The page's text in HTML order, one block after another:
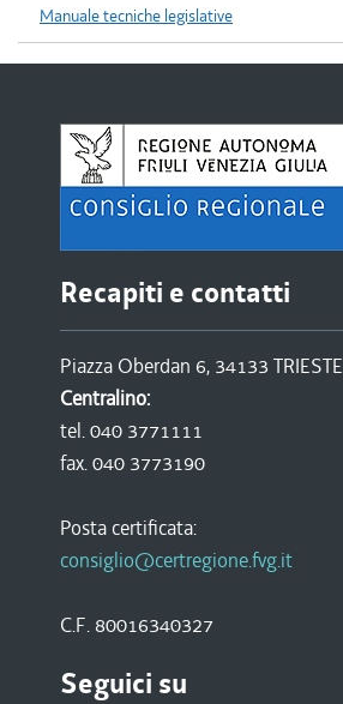
Manuale tecniche legislative
Recapiti e contatti
Piazza Oberdan 6, 34133 TRIESTE
Centralino:
tel. 040 3771111
fax. 040 3773190
Posta certificata:
consiglio@certregione.fvg.it
C.F. 80016340327
Seguici su